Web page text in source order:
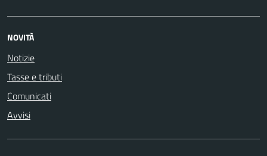
NOVITÀ
Notizie
Tasse e tributi
Comunicati
Avvisi